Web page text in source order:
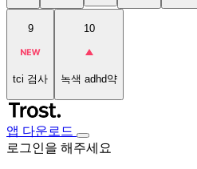
9
tci 검사
10
녹색 adhd약
앱 다운로드
로그인을 해주세요